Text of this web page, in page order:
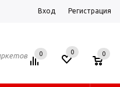
Вход Регистрация
0 0 0